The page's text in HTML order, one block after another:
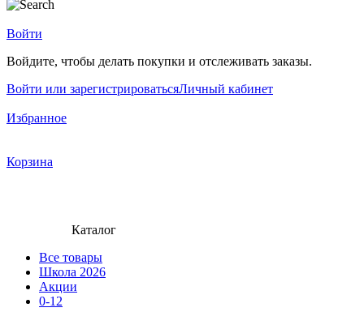
Войти
Войдите, чтобы делать покупки и отслеживать заказы.
Войти или зарегистрироватьсяЛичный кабинет
Избранное
Корзина
Каталог
Все товары
Школа 2026
Акции
0-12